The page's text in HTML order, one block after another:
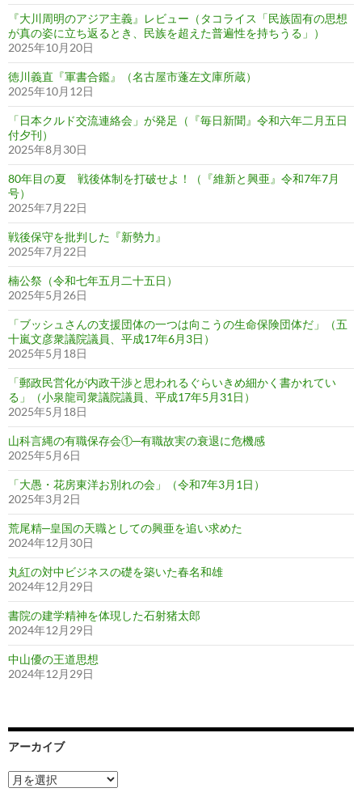
『大川周明のアジア主義』レビュー（タコライス「民族固有の思想
が真の姿に立ち返るとき、民族を超えた普遍性を持ちうる」）
2025年10月20日
徳川義直『軍書合鑑』（名古屋市蓬左文庫所蔵）
2025年10月12日
「日本クルド交流連絡会」が発足（『毎日新聞』令和六年二月五日
付夕刊）
2025年8月30日
80年目の夏 戦後体制を打破せよ！（『維新と興亜』令和7年7月
号）
2025年7月22日
戦後保守を批判した『新勢力』
2025年7月22日
楠公祭（令和七年五月二十五日）
2025年5月26日
「ブッシュさんの支援団体の一つは向こうの生命保険団体だ」（五
十嵐文彦衆議院議員、平成17年6月3日）
2025年5月18日
「郵政民営化が内政干渉と思われるぐらいきめ細かく書かれてい
る」（小泉龍司衆議院議員、平成17年5月31日）
2025年5月18日
山科言縄の有職保存会①─有職故実の衰退に危機感
2025年5月6日
「大愚・花房東洋お別れの会」（令和7年3月1日）
2025年3月2日
荒尾精─皇国の天職としての興亜を追い求めた
2024年12月30日
丸紅の対中ビジネスの礎を築いた春名和雄
2024年12月29日
書院の建学精神を体現した石射猪太郎
2024年12月29日
中山優の王道思想
2024年12月29日
アーカイブ
ア
ー